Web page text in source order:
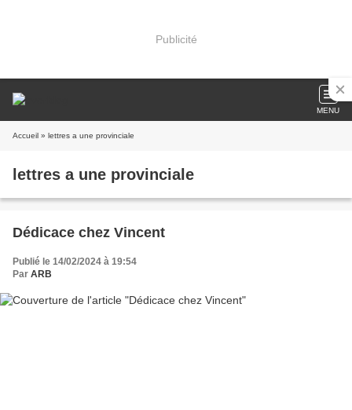
Publicité
MENU
Accueil » lettres a une provinciale
lettres a une provinciale
Dédicace chez Vincent
Publié le 14/02/2024 à 19:54
Par ARB